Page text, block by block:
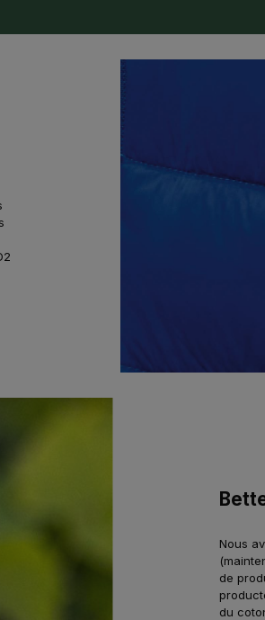
2
Nous
de
du